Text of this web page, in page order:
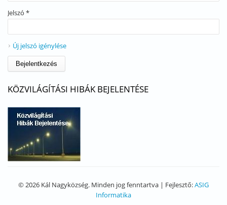
Jelszó *
Új jelszó igénylése
KÖZVILÁGÍTÁSI HIBÁK BEJELENTÉSE
© 2026 Kál Nagyközség. Minden jog fenntartva | Fejlesztő:ASIG
Informatika